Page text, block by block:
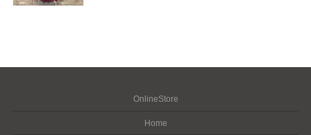
OnlineStore
Home